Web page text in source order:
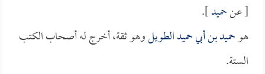
[ عنحميد].
هوحميد بن أبي حميد الطويلوهو ثقة، أخرج له أصحاب الكتب
الستة.